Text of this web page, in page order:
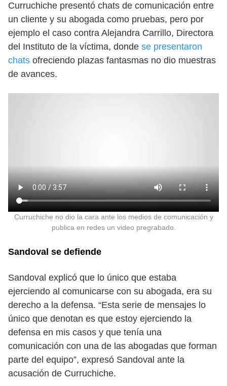
Curruchiche presentó chats de comunicación entre
un cliente y su abogada como pruebas, pero por
ejemplo el caso contra Alejandra Carrillo, Directora
del Instituto de la víctima, donde se presentaron
chats ofreciendo plazas fantasmas no dio muestras
de avances.
Curruchiche no dio la cara ante los medios de comunicación y
publica en redes un video pregrabado.
Sandoval se defiende
Sandoval explicó que lo único que estaba
ejerciendo al comunicarse con su abogada, era su
derecho a la defensa. “Esta serie de mensajes lo
único que denotan es que estoy ejerciendo la
defensa en mis casos y que tenía una
comunicación con una de las abogadas que forman
parte del equipo”, expresó Sandoval ante la
acusación de Curruchiche.